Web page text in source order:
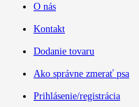
O nás
Kontakt
Dodanie tovaru
Ako správne zmerať psa
Prihlásenie/registrácia